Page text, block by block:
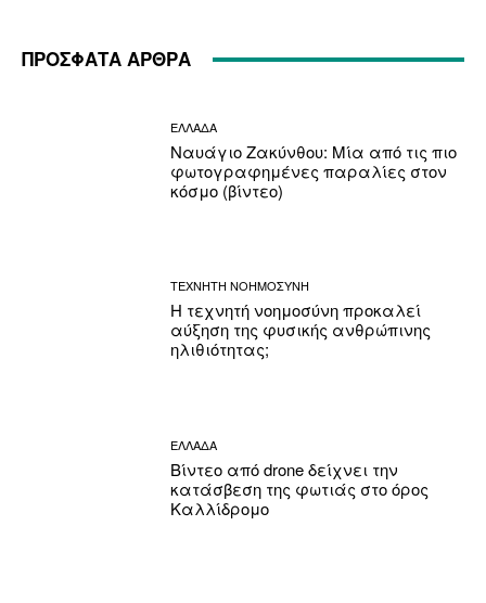
ΠΡΟΣΦΑΤΑ ΑΡΘΡΑ
ΕΛΛΑΔΑ
Ναυάγιο Ζακύνθου: Μία από τις πιο
φωτογραφημένες παραλίες στον
κόσμο (βίντεο)
ΤΕΧΝΗΤΗ ΝΟΗΜΟΣΥΝΗ
Η τεχνητή νοημοσύνη προκαλεί
αύξηση της φυσικής ανθρώπινης
ηλιθιότητας;
ΕΛΛΑΔΑ
Βίντεο από drone δείχνει την
κατάσβεση της φωτιάς στο όρος
Καλλίδρομο